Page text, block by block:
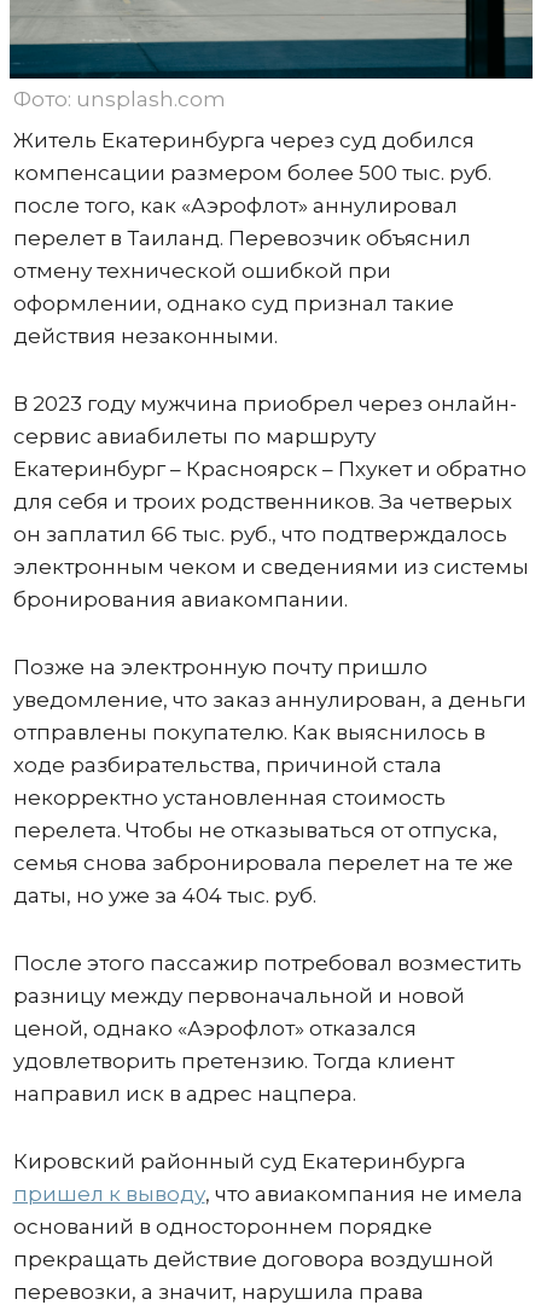
Фото: unsplash.com
Житель Екатеринбурга через суд добился
компенсации размером более 500 тыс. руб.
после того, как «Аэрофлот» аннулировал
перелет в Таиланд. Перевозчик объяснил
отмену технической ошибкой при
оформлении, однако суд признал такие
действия незаконными.
В 2023 году мужчина приобрел через онлайн-
сервис авиабилеты по маршруту
Екатеринбург – Красноярск – Пхукет и обратно
для себя и троих родственников. За четверых
он заплатил 66 тыс. руб., что подтверждалось
электронным чеком и сведениями из системы
бронирования авиакомпании.
Позже на электронную почту пришло
уведомление, что заказ аннулирован, а деньги
отправлены покупателю. Как выяснилось в
ходе разбирательства, причиной стала
некорректно установленная стоимость
перелета. Чтобы не отказываться от отпуска,
семья снова забронировала перелет на те же
даты, но уже за 404 тыс. руб.
После этого пассажир потребовал возместить
разницу между первоначальной и новой
ценой, однако «Аэрофлот» отказался
удовлетворить претензию. Тогда клиент
направил иск в адрес нацпера.
Кировский районный суд Екатеринбурга
пришел к выводу, что авиакомпания не имела
оснований в одностороннем порядке
прекращать действие договора воздушной
перевозки, а значит, нарушила права